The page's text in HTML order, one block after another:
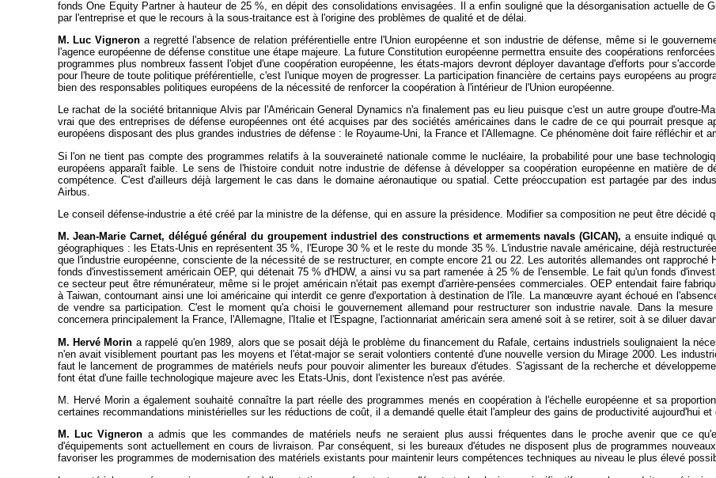
fonds One Equity Partner à hauteur de 25 %, en dépit des consolidations envisagées. Il a enfin souligné que la désorganisation actuelle de
par l'entreprise et que le recours à la sous-traitance est à l'origine des problèmes de qualité et de délai.
M. Luc Vigneron a regretté l'absence de relation préférentielle entre l'Union européenne et son industrie de défense, même si le
l'agence européenne de défense constitue une étape majeure. La future Constitution européenne permettra ensuite des coopérations
programmes plus nombreux fassent l'objet d'une coopération européenne, les états-majors devront déployer davantage d'efforts pour
pour l'heure de toute politique préférentielle, c'est l'unique moyen de progresser. La participation financière de certains pays européens au
bien des responsables politiques européens de la nécessité de renforcer la coopération à l'intérieur de l'Union européenne.
Le rachat de la société britannique Alvis par l'Américain General Dynamics n'a finalement pas eu lieu puisque c'est un autre groupe d'outre-
vrai que des entreprises de défense européennes ont été acquises par des sociétés américaines dans le cadre de ce qui pourrait presque
européens disposant des plus grandes industries de défense : le Royaume-Uni, la France et l'Allemagne. Ce phénomène doit faire réfléchir et
Si l'on ne tient pas compte des programmes relatifs à la souveraineté nationale comme le nucléaire, la probabilité pour une base
européens apparaît faible. Le sens de l'histoire conduit notre industrie de défense à développer sa coopération européenne en matière de
compétence. C'est d'ailleurs déjà largement le cas dans le domaine aéronautique ou spatial. Cette préoccupation est partagée par des
Airbus.
Le conseil défense-industrie a été créé par la ministre de la défense, qui en assure la présidence. Modifier sa composition ne peut être décidé
M. Jean-Marie Carnet, délégué général du groupement industriel des constructions et armements navals (GICAN), a ensuite indiqué
géographiques : les Etats-Unis en représentent 35 %, l'Europe 30 % et le reste du monde 35 %. L'industrie navale américaine, déjà
que l'industrie européenne, consciente de la nécessité de se restructurer, en compte encore 21 ou 22. Les autorités allemandes ont
fonds d'investissement américain OEP, qui détenait 75 % d'HDW, a ainsi vu sa part ramenée à 25 % de l'ensemble. Le fait qu'un fonds
ce secteur peut être rémunérateur, même si le projet américain n'était pas exempt d'arrière-pensées commerciales. OEP entendait faire
à Taiwan, contournant ainsi une loi américaine qui interdit ce genre d'exportation à destination de l'île. La manœuvre ayant échoué en
de vendre sa participation. C'est le moment qu'a choisi le gouvernement allemand pour restructurer son industrie navale. Dans la
concernera principalement la France, l'Allemagne, l'Italie et l'Espagne, l'actionnariat américain sera amené soit à se retirer, soit à se diluer
M. Hervé Morin a rappelé qu'en 1989, alors que se posait déjà le problème du financement du Rafale, certains industriels soulignaient la
n'en avait visiblement pourtant pas les moyens et l'état-major se serait volontiers contenté d'une nouvelle version du Mirage 2000. Les
faut le lancement de programmes de matériels neufs pour pouvoir alimenter les bureaux d'études. S'agissant de la recherche et
font état d'une faille technologique majeure avec les Etats-Unis, dont l'existence n'est pas avérée.
M. Hervé Morin a également souhaité connaître la part réelle des programmes menés en coopération à l'échelle européenne et sa
certaines recommandations ministérielles sur les réductions de coût, il a demandé quelle était l'ampleur des gains de productivité aujourd'hui
M. Luc Vigneron a admis que les commandes de matériels neufs ne seraient plus aussi fréquentes dans le proche avenir que ce
d'équipements sont actuellement en cours de livraison. Par conséquent, si les bureaux d'études ne disposent plus de programmes
favoriser les programmes de modernisation des matériels existants pour maintenir leurs compétences techniques au niveau le plus élevé